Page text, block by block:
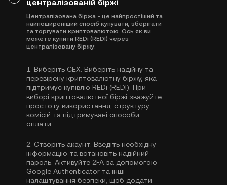
централізованій біржі
Централізована біржа - це найпростіший та
найпоширеніший спосіб купувати, зберігати
та торгувати криптовалютою. Ось як ви
можете купити REDi (REDI) через
централізовану біржу:
1. Виберіть CEX: Виберіть надійну та
перевірену криптовалютну біржу, яка
підтримує купівлю REDi (REDI). При
виборі криптовалютної біржі зважуйте
простоту використання, структуру
комісій та підтримувані способи
оплати.
2. Створіть акаунт: Введіть необхідну
інформацію та встановіть надійний
пароль. Активуйте 2FA за допомогою
Google Authenticator та інші
налаштування безпеки, щоб додати